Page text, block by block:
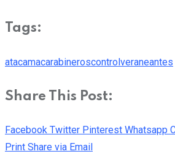
Tags:
atacamacarabineroscontrolveraneantes
Share This Post:
Facebook Twitter Pinterest Whatsapp
Print Share via Email